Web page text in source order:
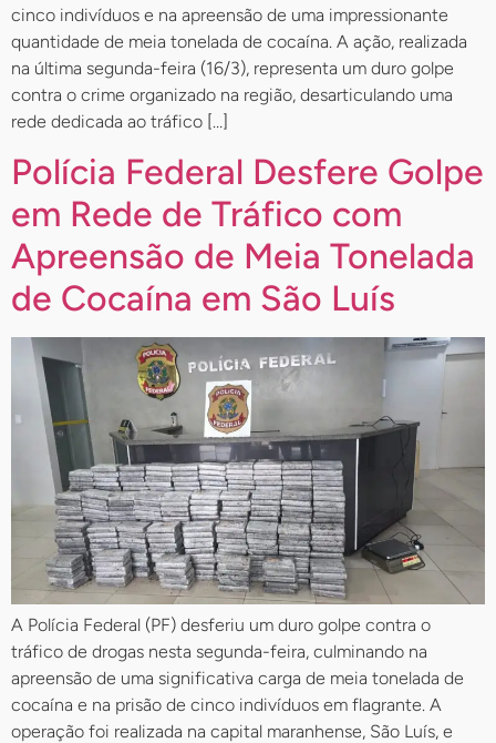
cinco indivíduos e na apreensão de uma impressionante
quantidade de meia tonelada de cocaína. A ação, realizada
na última segunda-feira (16/3), representa um duro golpe
contra o crime organizado na região, desarticulando uma
rede dedicada ao tráfico […]
Polícia Federal Desfere Golpe
em Rede de Tráfico com
Apreensão de Meia Tonelada
de Cocaína em São Luís
A Polícia Federal (PF) desferiu um duro golpe contra o
tráfico de drogas nesta segunda-feira, culminando na
apreensão de uma significativa carga de meia tonelada de
cocaína e na prisão de cinco indivíduos em flagrante. A
operação foi realizada na capital maranhense, São Luís, e